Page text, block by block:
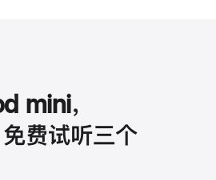
mini，
费试听三个